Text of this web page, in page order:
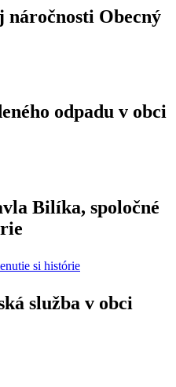
náročnosti Obecný
odpadu v obci
Bilíka, spoločné
služba v obci